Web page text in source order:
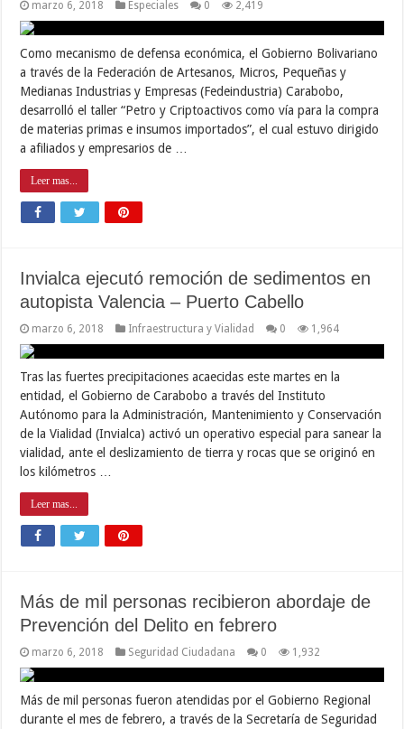
marzo 6, 2018 Especiales 0 2,419
Como mecanismo de defensa económica, el Gobierno Bolivariano
a través de la Federación de Artesanos, Micros, Pequeñas y
Medianas Industrias y Empresas (Fedeindustria) Carabobo,
desarrolló el taller “Petro y Criptoactivos como vía para la compra
de materias primas e insumos importados”, el cual estuvo dirigido
a afiliados y empresarios de …
Leer mas...
Invialca ejecutó remoción de sedimentos en
autopista Valencia – Puerto Cabello
marzo 6, 2018 Infraestructura y Vialidad 0 1,964
Tras las fuertes precipitaciones acaecidas este martes en la
entidad, el Gobierno de Carabobo a través del Instituto
Autónomo para la Administración, Mantenimiento y Conservación
de la Vialidad (Invialca) activó un operativo especial para sanear la
vialidad, ante el deslizamiento de tierra y rocas que se originó en
los kilómetros …
Leer mas...
Más de mil personas recibieron abordaje de
Prevención del Delito en febrero
marzo 6, 2018 Seguridad Ciudadana 0 1,932
Más de mil personas fueron atendidas por el Gobierno Regional
durante el mes de febrero, a través de la Secretaría de Seguridad